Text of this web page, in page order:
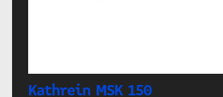
Kathrein MSK 150